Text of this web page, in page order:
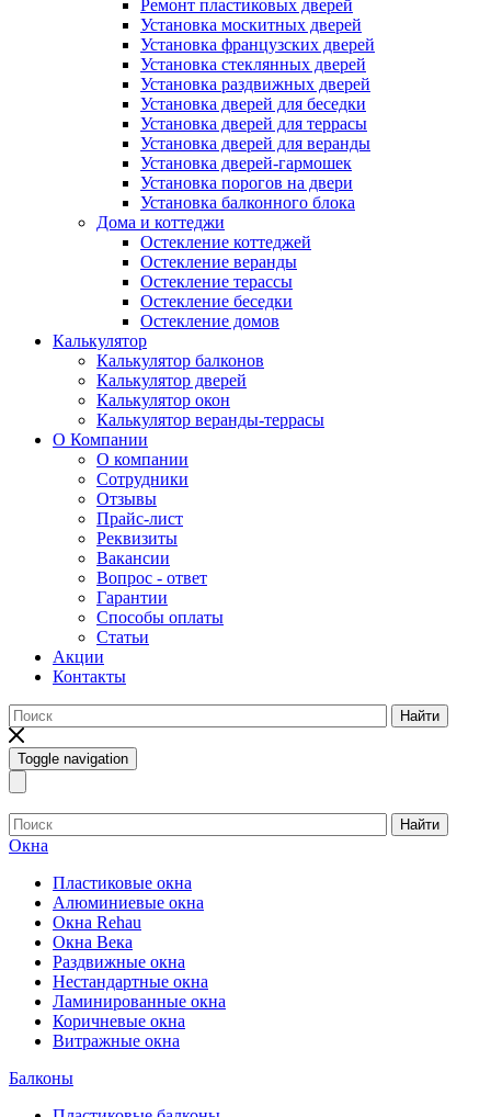
Ремонт пластиковых дверей
Установка москитных дверей
Установка французских дверей
Установка стеклянных дверей
Установка раздвижных дверей
Установка дверей для беседки
Установка дверей для террасы
Установка дверей для веранды
Установка дверей-гармошек
Установка порогов на двери
Установка балконного блока
Дома и коттеджи
Остекление коттеджей
Остекление веранды
Остекление терассы
Остекление беседки
Остекление домов
Калькулятор
Калькулятор балконов
Калькулятор дверей
Калькулятор окон
Калькулятор веранды-террасы
О Компании
О компании
Сотрудники
Отзывы
Прайс-лист
Реквизиты
Вакансии
Вопрос - ответ
Гарантии
Способы оплаты
Статьи
Акции
Контакты
Найти
Toggle navigation
Найти
Окна
Пластиковые окна
Алюминиевые окна
Окна Rehau
Окна Века
Раздвижные окна
Нестандартные окна
Ламинированные окна
Коричневые окна
Витражные окна
Балконы